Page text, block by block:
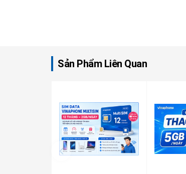
Sản Phẩm Liên Quan